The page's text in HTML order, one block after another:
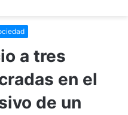
a tres
en el
de un